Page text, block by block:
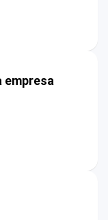
empresa